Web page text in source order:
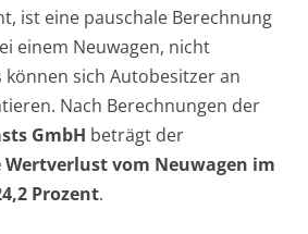
ist eine pauschale Berechnung
einem Neuwagen, nicht
sich Autobesitzer an
Nach Berechnungen der
GmbH beträgt der
vom Neuwagen im
Prozent.